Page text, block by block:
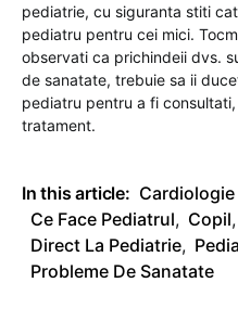
pediatrie, cu siguranta stiti
pediatru pentru cei mici.
observati ca prichindeii dvs.
de sanatate, trebuie sa ii
pediatru pentru a fi
tratament.
In this article:
Ce Face Pediatrul, Copil,
Direct La Pediatrie,
Probleme De Sanatate